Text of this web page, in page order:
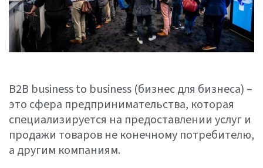
B2B business to business (бизнес для бизнеса) –
это сфера предпринимательства, которая
специализируется на предоставлении услуг и
продажи товаров не конечному потребителю,
а другим компаниям.